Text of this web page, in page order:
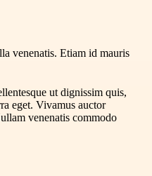
venenatis. Etiam id mauris
ut dignissim quis,
eget. Vivamus auctor
venenatis commodo